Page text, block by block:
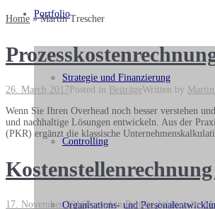
Portfolio
Strategie und Finanzierung
Controlling
Organisations- und
Home »Martin Trescher
26. March 2017 Posted in BeiträgeWritten by
Wenn Sie Ihren Overhead noch besser verstehen
und nachhaltige Lösungen entwickeln. Aus der
(PKR) ergänzt die klassische
17. November 2016Posted inBeiträgeWritten by